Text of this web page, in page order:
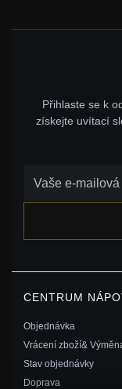
Přihlaste se k
získejte uvítací
CENTRUM
Objednávka
Vrácení zboží&
Stav objednávky
Doprava